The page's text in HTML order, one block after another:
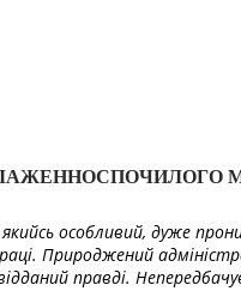
особливий, дуже
Природжений
правді.